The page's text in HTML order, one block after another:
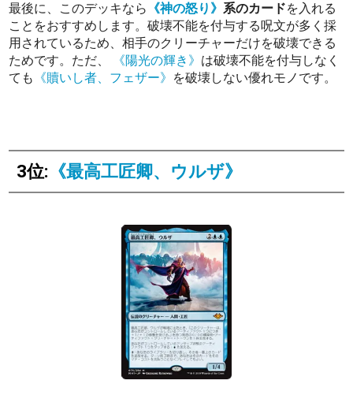
最後に、このデッキなら 《神の怒り》系のカードを入れる
ことをおすすめします。破壊不能を付与する呪文が多く採
用されているため、相手のクリーチャーだけを破壊できる
ためです。ただ、
《陽光の輝き》 は破壊不能を付与しなく
ても 《贖いし者、フェザー》 を破壊しない優れモノです。
3位: 《最高工匠卿、ウルザ》